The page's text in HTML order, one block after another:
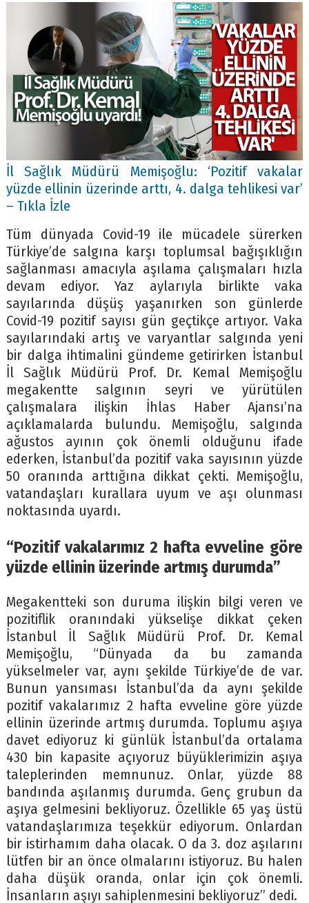
İl Sağlık Müdürü Memişoğlu: ‘Pozitif vakalar
yüzde ellinin üzerinde arttı, 4. dalga tehlikesi var’
– Tıkla İzle
Tüm dünyada Covid-19 ile mücadele sürerken
Türkiye’de salgına karşı toplumsal bağışıklığın
sağlanması amacıyla aşılama çalışmaları hızla
devam ediyor. Yaz aylarıyla birlikte vaka
sayılarında düşüş yaşanırken son günlerde
Covid-19 pozitif sayısı gün geçtikçe artıyor. Vaka
sayılarındaki artış ve varyantlar salgında yeni
bir dalga ihtimalini gündeme getirirken İstanbul
İl Sağlık Müdürü Prof. Dr. Kemal Memişoğlu
megakentte salgının seyri ve yürütülen
çalışmalara ilişkin İhlas Haber Ajansı’na
açıklamalarda bulundu. Memişoğlu, salgında
ağustos ayının çok önemli olduğunu ifade
ederken, İstanbul’da pozitif vaka sayısının yüzde
50 oranında arttığına dikkat çekti. Memişoğlu,
vatandaşları kurallara uyum ve aşı olunması
noktasında uyardı.
“Pozitif vakalarımız 2 hafta evveline göre
yüzde ellinin üzerinde artmış durumda”
Megakentteki son duruma ilişkin bilgi veren ve
pozitiflik oranındaki yükselişe dikkat çeken
İstanbul İl Sağlık Müdürü Prof. Dr. Kemal
Memişoğlu, “Dünyada da bu zamanda
yükselmeler var, aynı şekilde Türkiye’de de var.
Bunun yansıması İstanbul’da da aynı şekilde
pozitif vakalarımız 2 hafta evveline göre yüzde
ellinin üzerinde artmış durumda. Toplumu aşıya
davet ediyoruz ki günlük İstanbul’da ortalama
430 bin kapasite açıyoruz büyüklerimizin aşıya
taleplerinden memnunuz. Onlar, yüzde 88
bandında aşılanmış durumda. Genç grubun da
aşıya gelmesini bekliyoruz. Özellikle 65 yaş üstü
vatandaşlarımıza teşekkür ediyorum. Onlardan
bir istirhamım daha olacak. O da 3. doz aşılarını
lütfen bir an önce olmalarını istiyoruz. Bu halen
daha düşük oranda, onlar için çok önemli.
İnsanların aşıyı sahiplenmesini bekliyoruz” dedi.